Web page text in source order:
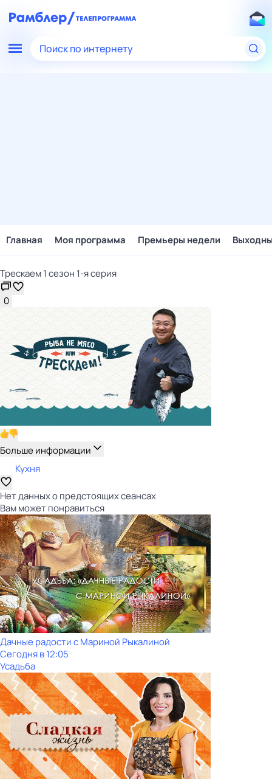
Поиск по интернету
Главная Моя программа Премьеры недели
Трескаем 1 сезон 1-я серия
0
Больше информации
Кухня
Нет данных о предстоящих сеансах
Вам может понравиться
Дачные радости с Мариной Рыкалиной
Сегодня в 12:05
Усадьба